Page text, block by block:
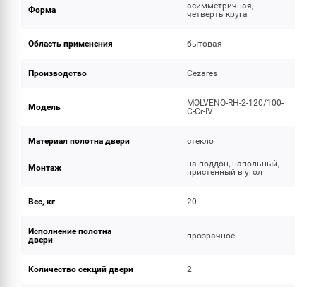
Форма
асимметричная,
четверть круга
Область применения бытовая
Производство Cezares
Модель
MOLVENO-RH-2-120/100-
C-Cr-IV
Материал полотна двери стекло
Монтаж
на поддон, напольный,
пристенный в угол
Вес, кг 20
Исполнение полотна
двери
прозрачное
Количество секций двери 2